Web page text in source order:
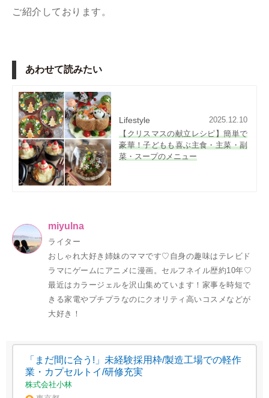
ご紹介しております。
あわせて読みたい
Lifestyle
2025.12.10
【クリスマスの献立レシピ】簡単で
豪華！子どもも喜ぶ主食・主菜・副
菜・スープのメニュー
miyulna
ライター
おしゃれ大好き姉妹のママです♡自身の趣味はテレビド
ラマにゲームにアニメに漫画。セルフネイル歴約10年♡
最近はカラージェルを沢山集めています！家事を時短で
きる家電やプチプラなのにクオリティ高いコスメなどが
大好き！
「まだ間に合う!」未経験採用枠/製造工場での軽作
業・カプセルトイ/研修充実
株式会社小林